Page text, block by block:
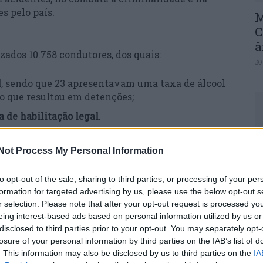
Process My Personal Information
opt-out of the sale, sharing to third parties, or processing of your
for targeted advertising by us, please use the below opt-out
selection. Please note that after your opt-out request is processed
interest-based ads based on personal information utilized by us
to third parties prior to your opt-out. You may separately
of your personal information by third parties on the IAB’s list of
This information may also be disclosed by us to third parties on the
pelo país.
10.758 condutores, dos quais:
, sendo que 23 apresentavam uma taxa de álcool
que resultou em detenções;
de habilitação legal
, destacando-se as seguintes
do cinto de segurança e/ou sistemas de
a condução